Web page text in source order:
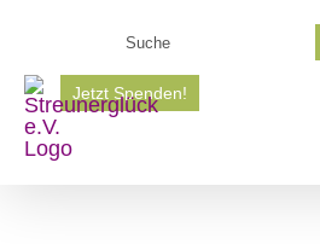
springen
Jetzt Spenden!